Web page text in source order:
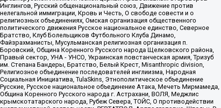
Инглингов, Русский общенациональный союз, Движение против
нелегальной иммиграции, Кровь и Честь, О свободе совести и о
религиозных объединениях, Омская организация общественного
политического движения Русское национальное единство, Северное
Братство, Клуб Болельщиков Футбольного Клуба Динамо,
Файзрахманисты, Мусульманская религиозная организация п.
Боровский, Община Коренного Русского народа Щелковского района,
Правый сектор, УНА - УНСО, Украинская повстанческая армия, Тризуб
им. Степана Бандеры, Братство, Белый Крест, Misanthropic division,
Религиозное объединение последователей инглиизма, Народная
Социальная Инициатива, TulaSkins, Этнополитическое объединение
Русские, Русское национальное объединение Атака, Мечеть Мирмамеда,
Община Коренного Русского народа г. Астрахани, ВОЛЯ, Меджлис
крымскотатарского народа, Рубеж Севера, ТОЙС, О противодействии